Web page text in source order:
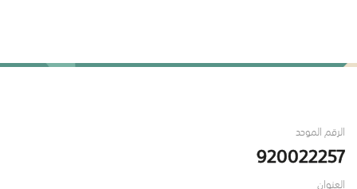
الرقم الموحد
920022257
العنوان